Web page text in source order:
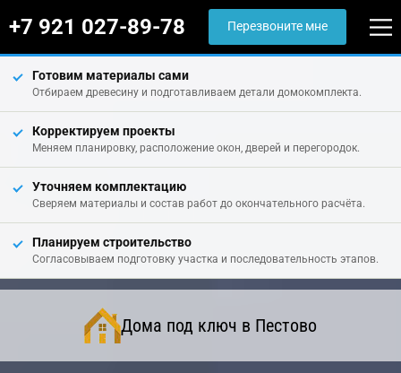
+7 921 027-89-78 Перезвоните мне
Готовим материалы сами
Отбираем древесину и подготавливаем детали домокомплекта.
Корректируем проекты
Меняем планировку, расположение окон, дверей и перегородок.
Уточняем комплектацию
Сверяем материалы и состав работ до окончательного расчёта.
Планируем строительство
Согласовываем подготовку участка и последовательность этапов.
Дома под ключ в Пестово